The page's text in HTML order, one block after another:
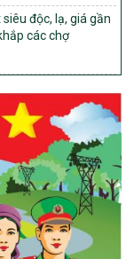
và Môi trường
dựng nông thôn
tế – xã hội vùng
ngân sách trung
xây dựng nông
kinh tế – xã hội
giai đoạn 2026 –
độc, lạ, giá gần
các chợ